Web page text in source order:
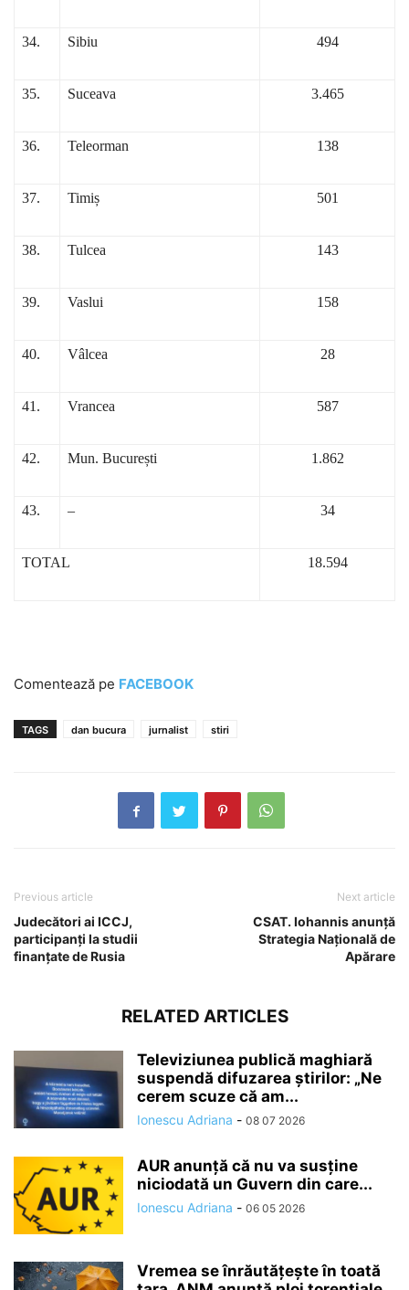
34. Sibiu 494
35. Suceava 3.465
36. Teleorman 138
37. Timiș 501
38. Tulcea 143
39. Vaslui 158
40. Vâlcea 28
41. Vrancea 587
42. Mun. București 1.862
43. – 34
TOTAL 18.594
Comentează pe FACEBOOK
TAGS dan bucura jurnalist stiri
Previous article
Judecători ai ICCJ,
participanți la studii
finanțate de Rusia
Next article
CSAT. Iohannis anunță
Strategia Națională de
Apărare
RELATED ARTICLES
Televiziunea publică maghiară
suspendă difuzarea ştirilor: „Ne
cerem scuze că am...
Ionescu Adriana - 08 07 2026
AUR anunță că nu va susține
niciodată un Guvern din care...
Ionescu Adriana - 06 05 2026
Vremea se înrăutăţeşte în toată